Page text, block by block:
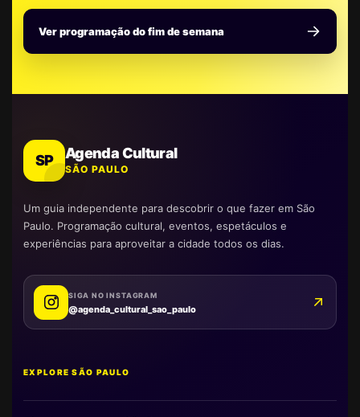
Ver programação do fim de semana
SP Agenda Cultural
SÃO PAULO
Um guia independente para descobrir o que fazer em São
Paulo. Programação cultural, eventos, espetáculos e
experiências para aproveitar a cidade todos os dias.
SIGA NO INSTAGRAM
@agenda_cultural_sao_paulo
EXPLORE SÃO PAULO